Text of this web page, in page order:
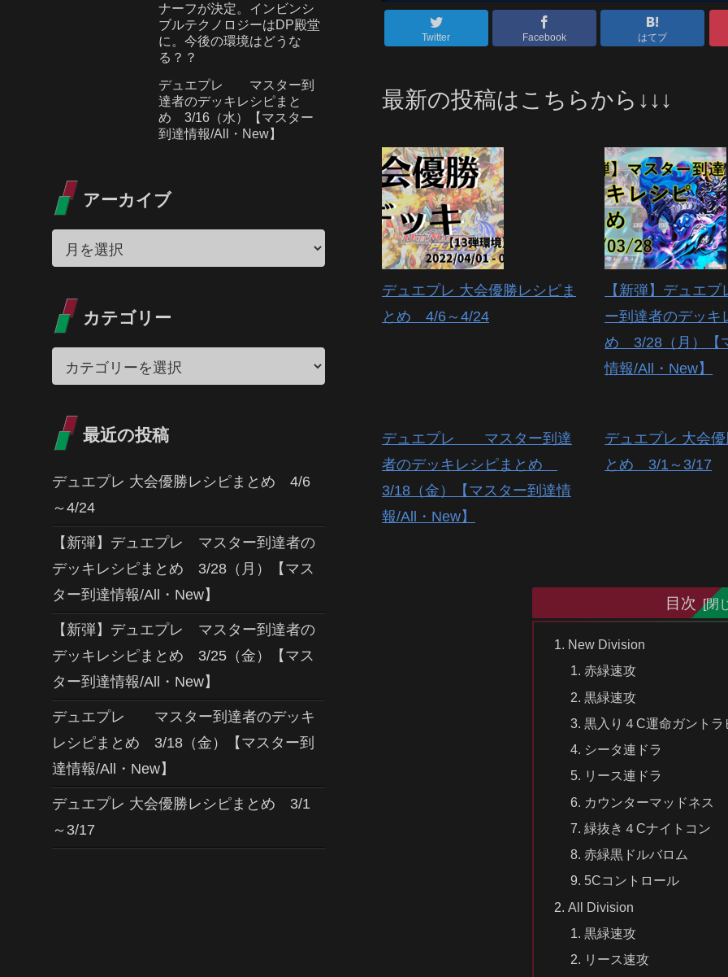
Twitter Facebook はてブ
最新の投稿はこちらから↓↓↓
デュエプレ 大会優勝レシピま
とめ 4/6～4/24
【新弾】デュエ
ー到達者のデッキ
め 3/28（月）【
情報/All・New】
デュエプレ マスター到達
者のデッキレシピまとめ
3/18（金）【マスター到達情
報/All・New】
デュエプレ 大会
とめ 3/1～3/17
目次
New Division
赤緑速攻
黒緑速攻
黒入り４C運命ガントラ
シータ連ドラ
リース連ドラ
カウンターマッドネス
緑抜き４Cナイトコン
赤緑黒ドルバロム
5Cコントロール
All Division
黒緑速攻
リース速攻
ナーフが決定。インビンシ
ブルテクノロジーはDP殿堂
に。今後の環境はどうな
る？？
デュエプレ マスター到
達者のデッキレシピまと
め 3/16（水）【マスター
到達情報/All・New】
アーカイブ
カテゴリー
最近の投稿
デュエプレ 大会優勝レシピまとめ 4/6
～4/24
【新弾】デュエプレ マスター到達者の
デッキレシピまとめ 3/28（月）【マス
ター到達情報/All・New】
【新弾】デュエプレ マスター到達者の
デッキレシピまとめ 3/25（金）【マス
ター到達情報/All・New】
デュエプレ マスター到達者のデッキ
レシピまとめ 3/18（金）【マスター到
達情報/All・New】
デュエプレ 大会優勝レシピまとめ 3/1
～3/17